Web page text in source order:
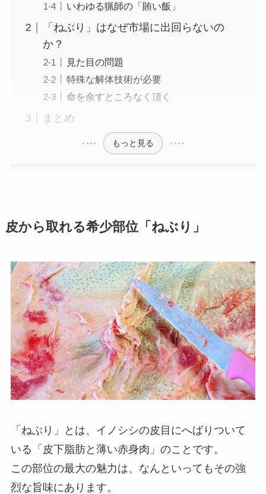
いわゆる猟師の「賄い飯」
「ねぶり」はなぜ市場に出回らないの
か？
見た目の問題
特殊な解体技術が必要
命を余すところなく頂く
まとめ
もっと見る
皮から取れる希少部位「ねぶり」
「ねぶり」とは、イノシシの皮目にへばりついて
いる「皮下脂肪と薄い赤身肉」のことです。
この部位の最大の魅力は、なんといってもその強
烈な旨味にあります。